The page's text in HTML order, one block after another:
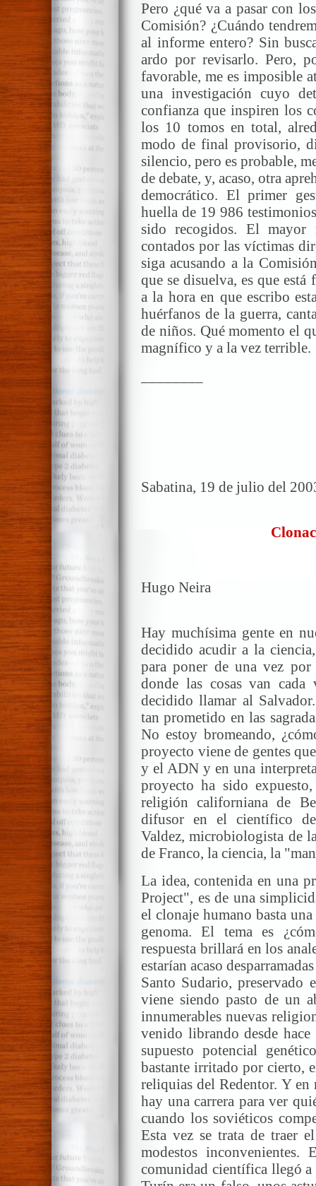
Pero ¿qué va a pasar con
Comisión? ¿Cuándo
al informe entero? Sin
ardo por revisarlo. Pero,
favorable, me es imposible
una investigación cuyo
confianza que inspiren los
los 10 tomos en total,
modo de final provisorio,
silencio, pero es probable,
de debate, y, acaso, otra
democrático. El primer
huella de 19 986
sido recogidos. El mayor
contados por las víctimas
siga acusando a la
que se disuelva, es que
a la hora en que escribo
huérfanos de la guerra,
de niños. Qué momento el
magnífico y a la vez terrible.
Sabatina, 19 de julio del
Hugo Neira
Hay muchísima gente en
decidido acudir a la
para poner de una vez
donde las cosas van cada
decidido llamar al
tan prometido en las
No estoy bromeando,
proyecto viene de gentes
y el ADN y en una
proyecto ha sido
religión californiana de
difusor en el científico
Valdez, microbiologista de
de Franco, la ciencia, la
La idea, contenida en una
Project", es de una
el clonaje humano basta
genoma. El tema es
respuesta brillará en los
estarían acaso
Santo Sudario, preservado
viene siendo pasto de un
innumerables nuevas
venido librando desde
supuesto potencial
bastante irritado por cierto,
reliquias del Redentor. Y en
hay una carrera para ver
cuando los soviéticos
Esta vez se trata de traer
modestos
comunidad científica llegó